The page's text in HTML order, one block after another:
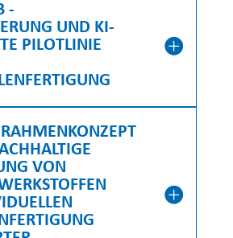
-
UND KI-
PILOTLINIE
VON